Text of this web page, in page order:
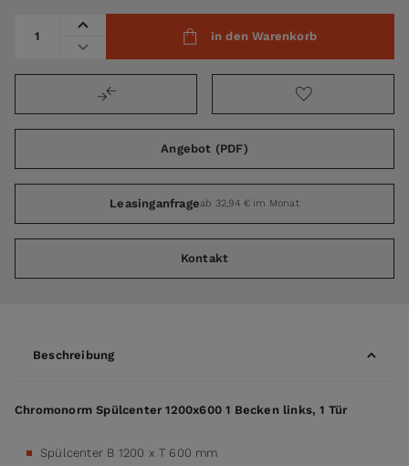
in den Warenkorb
Angebot (PDF)
Leasinganfrageab 32,94 € im Monat
Kontakt
Beschreibung
Chromonorm Spülcenter 1200x600 1 Becken links, 1 Tür
Spülcenter B 1200 x T 600 mm